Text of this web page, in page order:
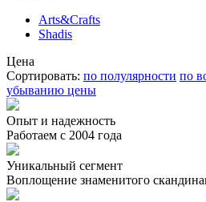
Arts&Crafts
Shadis
Цена
Сортировать: по полулярности по
убыванию цены
Опыт и надежность
Работаем с 2004 года
Уникальный сегмент
Воплощение знаменитого